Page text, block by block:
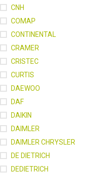
CNH
COMAP
CONTINENTAL
CRAMER
CRISTEC
CURTIS
DAEWOO
DAF
DAIKIN
DAIMLER
DAIMLER CHRYSLER
DE DIETRICH
DEDIETRICH